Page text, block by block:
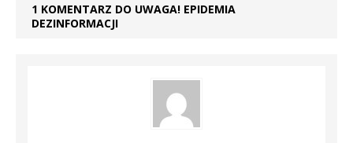
1 KOMENTARZ DO UWAGA! EPIDEMIA
DEZINFORMACJI